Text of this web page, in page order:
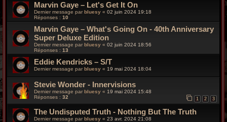
Marvin Gaye – Let's Get It On
Dernier message parbluesy « 02 juin 2024 19:18
Réponses : 10
Marvin Gaye ‎– What's Going On - 40th Anniversary
Super Deluxe Edition
Dernier message par bluesy « 02 juin 2024 18:56
Réponses : 13
Eddie Kendricks – S/T
Dernier message parbluesy « 19 mai 2024 18:04
Stevie Wonder - Innervisions
Dernier message par bluesy « 19 mai 2024 15:48
Réponses : 32 1 2 3
The Undisputed Truth - Nothing But The Truth
Dernier message parbluesy « 23 avr. 2024 21:08